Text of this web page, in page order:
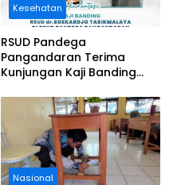
Kesehatan
RSUD Pandega
Pangandaran Terima
Kunjungan Kaji Banding
Tasikmalaya
Nasional